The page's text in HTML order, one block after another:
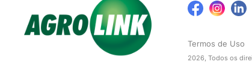
Termos de Uso
2026, Todos os